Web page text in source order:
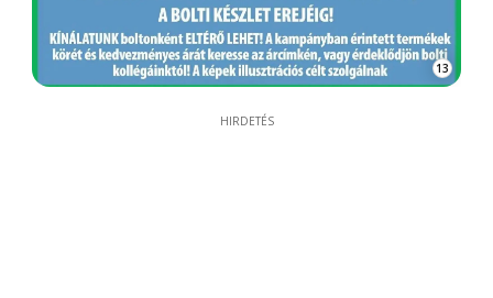
13
HIRDETÉS